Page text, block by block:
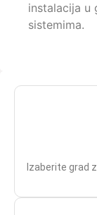
instalacija u
sistemima.
Izaberite grad